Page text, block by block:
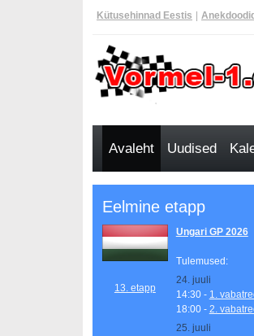
Kütusehinnad Eestis Anekdoodid
Avaleht Uudised
Eelmine etapp
13. etapp
Ungari GP 2026
Tulemused:
24. juuli
14:30 - 1.
18:00 - 2.
25. juuli